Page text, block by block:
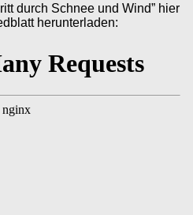
durch Schnee und Wind” hier
herunterladen: